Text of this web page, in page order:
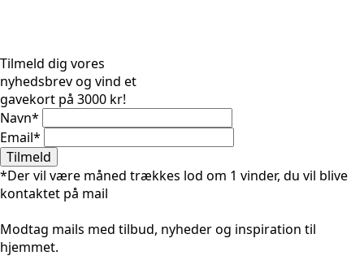
Tilmeld dig vores
nyhedsbrev og vind et
gavekort på 3000 kr!
Navn*
Email*
Tilmeld
*Der vil være måned trækkes lod om 1 vinder, du vil blive
kontaktet på mail
Modtag mails med tilbud, nyheder og inspiration til
hjemmet.